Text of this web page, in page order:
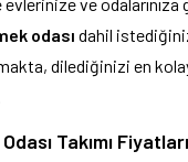
odası dahil
dilediğinizi en
Takımı Fiyatları